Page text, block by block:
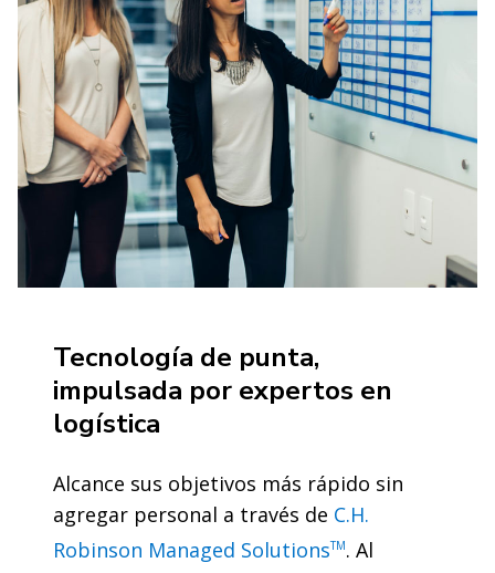
Tecnología de punta,
impulsada por expertos en
logística
Alcance sus objetivos más rápido sin
agregar personal a través de C.H.
Robinson Managed SolutionsTM. Al